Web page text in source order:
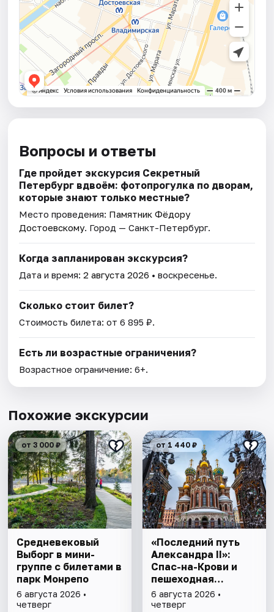
Вопросы и ответы
Где пройдет экскурсия Секретный
Петербург вдвоём: фотопрогулка по дворам,
которые знают только местные?
Место проведения: Памятник Фёдору
Достоевскому. Город — Санкт-Петербург.
Когда запланирован экскурсия?
Дата и время:2 августа 2026 • воскресенье.
Сколько стоит билет?
Стоимость билета: от 6 895 ₽.
Есть ли возрастные ограничения?
Возрастное ограничение: 6+.
Похожие экскурсии
от 3 000 ₽
Cредневековый
Выборг в мини-
группе c билетами в
парк Монрепо
6 августа 2026 •
четверг
от 1 440 ₽
«Последний путь
Александра II»:
Спас-на-Крови и
пешеходная
прогулка
6 августа 2026 •
четверг